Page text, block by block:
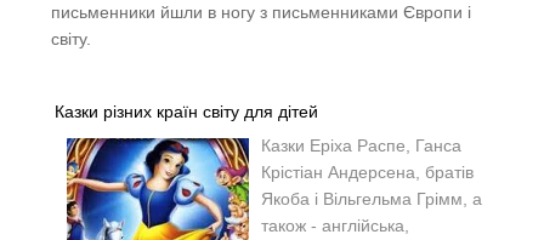
письменники йшли в ногу з письменниками Європи і
світу.
Казки різних країн світу для дітей
Казки Еріха Распе, Ганса
Крістіан Андерсена, братів
Якоба і Вільгельма Грімм, а
також - англійська,